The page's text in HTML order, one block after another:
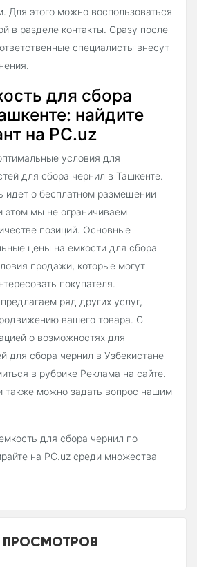
Для этого можно воспользоваться
в разделе контакты. Сразу после
специалисты внесут
для сбора
найдите
на PC.uz
условия для
для сбора чернил в Ташкенте.
идет о бесплатном размещении
этом мы не ограничиваем
позиций. Основные
цены на емкости для сбора
продажи, которые могут
покупателя.
ряд других услуг,
вашего товара. С
о возможностях для
для сбора чернил в Узбекистане
в рубрике Реклама на сайте.
также можно задать вопрос нашим
для сбора чернил по
на PC.uz среди множества
ПРОСМОТРОВ